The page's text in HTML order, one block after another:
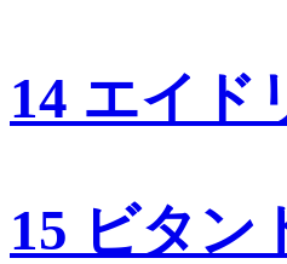
14 エイド
15 ビタン